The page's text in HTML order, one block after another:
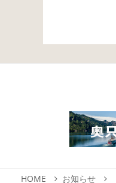
HOME お知らせ